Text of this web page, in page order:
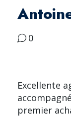
0
Excellente
premier